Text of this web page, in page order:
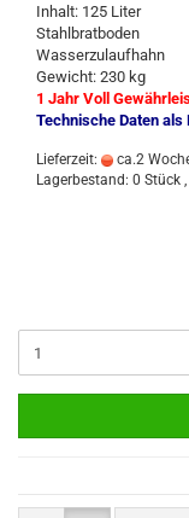
Inhalt: 125 Liter
Stahlbratboden
Wasserzulaufhahn
Gewicht: 230 kg
1 Jahr Voll
Technische Daten als
Lieferzeit: ca.2
Lagerbestand: 0 Stück